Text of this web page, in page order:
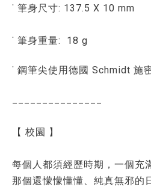
˙ 筆身尺寸: 137.5 X 10 mm
˙ 筆身重量: 18 g
˙ 鋼筆尖使用德國 Schmidt 施
【 校園 】
每個人都須經歷時期，一個充
那個還懞懞懂懂、純真無邪的